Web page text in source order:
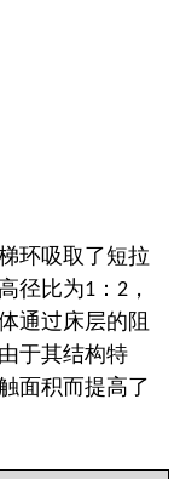
环吸取了短拉
径比为1： 2，
通过床层的阻
于其结构特
面积而提高了